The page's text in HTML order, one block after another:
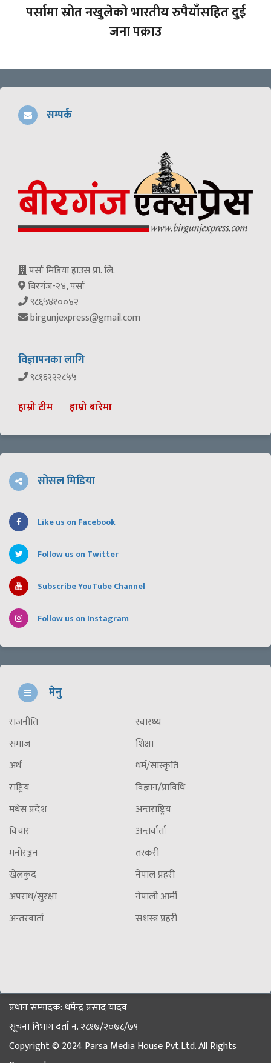
पर्सामा स्रोत नखुलेको भारतीय रुपैयाँसहित दुई
जना पक्राउ
सम्पर्क
पर्सा मिडिया हाउस प्रा. लि.
बिरगंज-२४, पर्सा
९८६५४१००४२
birgunjexpress@gmail.com
विज्ञापनका लागि
९८१६२२२८५५
हाम्रो टीम हाम्रो बारेमा
सोसल मिडिया
Like us on Facebook
Follow us on Twitter
Subscribe YouTube Channel
Follow us on Instagram
मेनु
राजनीति
समाज
अर्थ
राष्ट्रिय
मधेस प्रदेश
विचार
मनोरञ्जन
खेलकुद
अपराध/सुरक्षा
अन्तरवार्ता
स्वास्थ्य
शिक्षा
धर्म/सांस्कृति
विज्ञान/प्राविधि
अन्तराष्ट्रिय
अन्तर्वार्ता
तस्करी
नेपाल प्रहरी
नेपाली आर्मी
सशस्त्र प्रहरी
प्रधान सम्पादक: धर्मेन्द्र प्रसाद यादव
सूचना विभाग दर्ता नं. २८१७/२०७८/७९
Copyright © 2024 Parsa Media House Pvt.Ltd. All Rights